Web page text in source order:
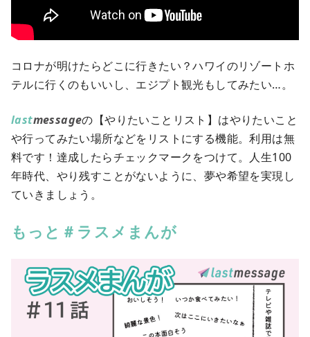
コロナが明けたらどこに行きたい？ハワイのリゾートホ
テルに行くのもいいし、エジプト観光もしてみたい…。
lastmessageの【やりたいことリスト】はやりたいこと
や行ってみたい場所などをリストにする機能。利用は無
料です！達成したらチェックマークをつけて。人生100
年時代、やり残すことがないように、夢や希望を実現し
ていきましょう。
もっと＃ラスメまんが